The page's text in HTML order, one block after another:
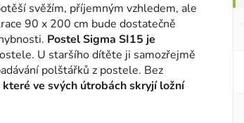
svěžím, příjemným vzhledem, ale
90 x 200 cm bude dostatečně
Postel Sigma SI15 je
U staršího dítěte ji samozřejmě
polštářků z postele. Bez
které ve svých útrobách skryjí ložní